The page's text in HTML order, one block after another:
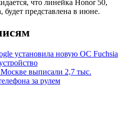
что линейка Honor 50,
представлена в июне.
установила новую OC Fuchsia
выписали 2,7 тыс.
за рулем